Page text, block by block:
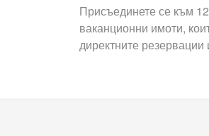
Присъединете се към
ваканционни имоти,
директните